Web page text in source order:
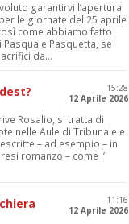
garantirvi l’apertura
le giornate del 25 aprile
come abbiamo fatto
e Pasquetta, se
da...
15:28
12 Aprile 2026
Rosalio, si tratta di
nelle Aule di Tribunale e
– ad esempio – in
romanzo – come l’
11:16
12 Aprile 2026